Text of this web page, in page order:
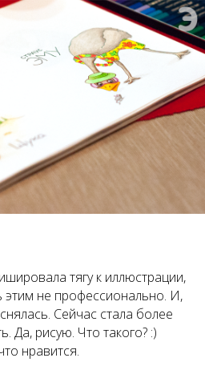
тягу к иллюстрации,
этим не профессионально. И,
Сейчас стала более
Да, рисую. Что такого? :)
нравится.